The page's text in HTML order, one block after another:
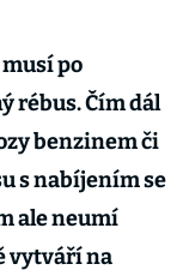
po
rébus. Čím dál
benzinem či
s nabíjením se
ale neumí
vytváří na